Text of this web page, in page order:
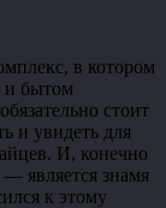
в котором
и бытом
стоит
и увидеть для
И, конечно
является знамя
к этому